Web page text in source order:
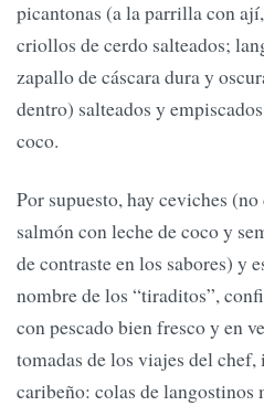
picantonas (a la parrilla con
criollos de cerdo salteados;
zapallo de cáscara dura y
dentro) salteados y
coco.
Por supuesto, hay ceviches
salmón con leche de coco y
de contraste en los sabores) y
nombre de los “tiraditos”,
con pescado bien fresco y en
tomadas de los viajes del
caribeño: colas de langostinos